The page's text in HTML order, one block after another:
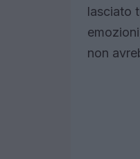
lasciato
non